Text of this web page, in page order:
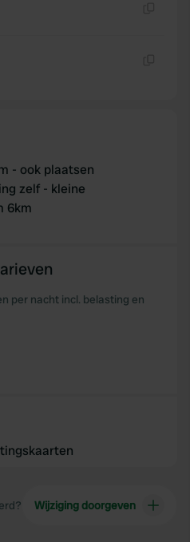
- ook plaatsen
zelf - kleine
6km
per nacht incl. belasting en
Wijziging doorgeven